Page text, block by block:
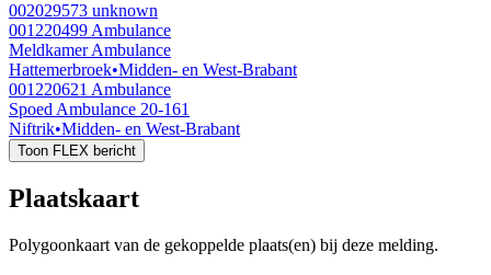
002029573 unknown
001220499 Ambulance
Meldkamer Ambulance
Hattemerbroek•Midden- en West-Brabant
001220621 Ambulance
Spoed Ambulance 20-161
Niftrik•Midden- en West-Brabant
Toon FLEX bericht
Plaatskaart
Polygoonkaart van de gekoppelde plaats(en) bij deze melding.